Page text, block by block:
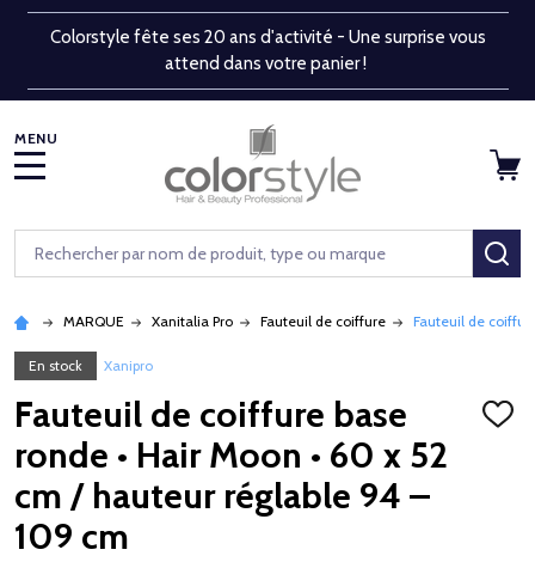
Colorstyle fête ses 20 ans d'activité - Une surprise vous
attend dans votre panier !
Rechercher
MARQUE Xanitalia Pro Fauteuil de coiffure Fauteuil de
En stock Xanipro
Fauteuil de coiffure base
ronde • Hair Moon • 60 x 52
cm / hauteur réglable 94 –
109 cm